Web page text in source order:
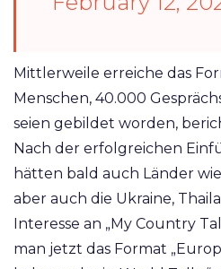
Mittlerweile erreiche das
Menschen, 40.000
seien gebildet worden,
Nach der erfolgreichen
hätten bald auch Länder
aber auch die Ukraine,
Interesse an „My Country
man jetzt das Format